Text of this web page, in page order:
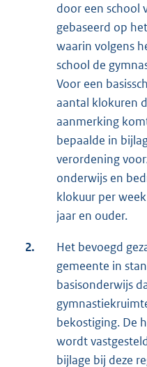
door een school
gebaseerd op
waarin volgens
school de
Voor een
aantal klokuren
aanmerking
bepaalde in
verordening
onderwijs en
klokuur per
jaar en ouder.
2.
Het bevoegd
gemeente in
basisonderwijs
bekostiging. De
wordt
bijlage bij deze